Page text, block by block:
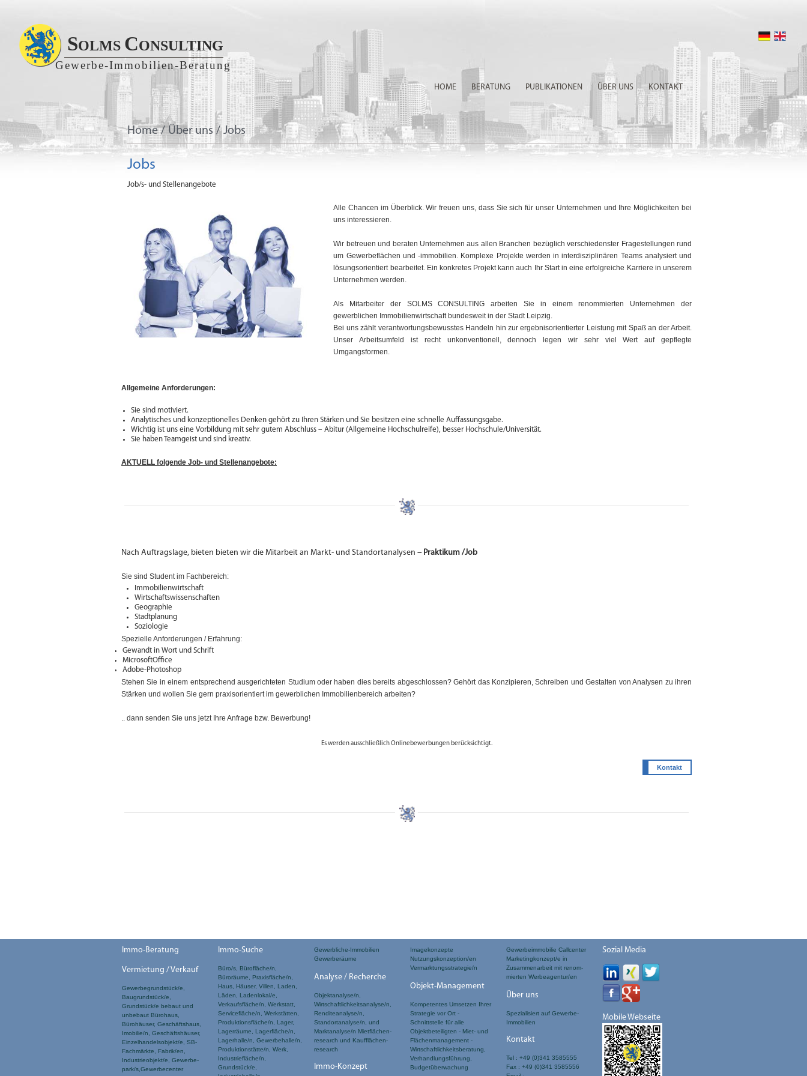
SOLMS CONSULTING
Gewerbe-Immobilien-Beratung
HOME BERATUNG PUBLIKATIONEN ÜBER UNS KONTAKT
Home / Über uns / Jobs
Jobs
Job/s- und Stellenangebote
Alle Chancen im Überblick. Wir freuen uns, dass Sie sich für unser Unternehmen und Ihre Möglichkeiten bei
uns interessieren.
Wir betreuen und beraten Unternehmen aus allen Branchen bezüglich verschiedenster Fragestellungen rund
um Gewerbeflächen und -immobilien. Komplexe Projekte werden in interdisziplinären Teams analysiert und
lösungsorientiert bearbeitet. Ein konkretes Projekt kann auch Ihr Start in eine erfolgreiche Karriere in unserem
Unternehmen werden.
Als Mitarbeiter der SOLMS CONSULTING arbeiten Sie in einem renommierten Unternehmen der
gewerblichen Immobilienwirtschaft bundesweit in der Stadt Leipzig.
Bei uns zählt verantwortungsbewusstes Handeln hin zur ergebnisorientierter Leistung mit Spaß an der Arbeit.
Unser Arbeitsumfeld ist recht unkonventionell, dennoch legen wir sehr viel Wert auf gepflegte
Umgangsformen.
Allgemeine Anforderungen:
Sie sind motiviert.
Analytisches und konzeptionelles Denken gehört zu Ihren Stärken und Sie besitzen eine schnelle Auffassungsgabe.
Wichtig ist uns eine Vorbildung mit sehr gutem Abschluss – Abitur (Allgemeine Hochschulreife), besser Hochschule/Universität.
Sie haben Teamgeist und sind kreativ.
AKTUELL folgende Job- und Stellenangebote:
Nach Auftragslage, bieten bieten wir die Mitarbeit an Markt- und Standortanalysen – Praktikum /Job
Sie sind Student im Fachbereich:
Immobilienwirtschaft
Wirtschaftswissenschaften
Geographie
Stadtplanung
Soziologie
Spezielle Anforderungen / Erfahrung:
Gewandt in Wort und Schrift
MicrosoftOffice
Adobe-Photoshop
Stehen Sie in einem entsprechend ausgerichteten Studium oder haben dies bereits abgeschlossen? Gehört das Konzipieren, Schreiben und Gestalten von Analysen zu ihren
Stärken und wollen Sie gern praxisorientiert im gewerblichen Immobilienbereich arbeiten?
.. dann senden Sie uns jetzt Ihre Anfrage bzw. Bewerbung!
Es werden ausschließlich Onlinebewerbungen berücksichtigt.
Kontakt
Immo-Beratung
Vermietung / Verkauf
Gewerbegrundstück/e,
Baugrundstück/e,
Grundstück/e bebaut und
unbebaut Bürohaus,
Bürohäuser, Geschäftshaus,
Imobilie/n, Geschäftshäuser,
Einzelhandelsobjekt/e, SB-
Fachmärkte, Fabrik/en,
Industrieobjekt/e, Gewerbe-
park/s,Gewerbecenter
Immo-Suche
Büro/s, Bürofläche/n,
Büroräume, Praxisfläche/n,
Haus, Häuser, Villen, Laden,
Läden, Ladenlokal/e,
Verkaufsfläche/n, Werkstatt,
Servicefläche/n, Werkstätten,
Produktionsfläche/n, Lager,
Lagerräume, Lagerfläche/n,
Lagerhalle/n, Gewerbehalle/n,
Produktionstätte/n, Werk,
Industriefläche/n,
Grundstück/e,
Gewerbliche-Immobilien
Gewerberäume
Analyse / Recherche
Objektanalyse/n,
Wirtschaftlichkeitsanalyse/n,
Renditeanalyse/n,
Standortanalyse/n, und
Marktanalyse/n Mietflächen-
research und Kaufflächen-
research
Immo-Konzept
Imagekonzepte
Nutzungskonzeption/en
Vermarktungsstrategie/n
Objekt-Management
Kompetentes Umsetzen Ihrer
Strategie vor Ort -
Schnittstelle für alle
Objektbeteiligten - Miet- und
Flächenmanagement -
Wirtschaftlichkeitsberatung,
Verhandlungsführung,
Budgetüberwachung
Gewerbeimmobilie Callcenter
Marketingkonzept/e in
Zusammenarbeit mit renom-
mierten Werbeagentur/en
Über uns
Spezialisiert auf Gewerbe-
Immobilien
Kontakt
Tel : +49 (0)341 3585555
Fax : +49 (0)341 3585556
Sozial Media
Mobile Webseite